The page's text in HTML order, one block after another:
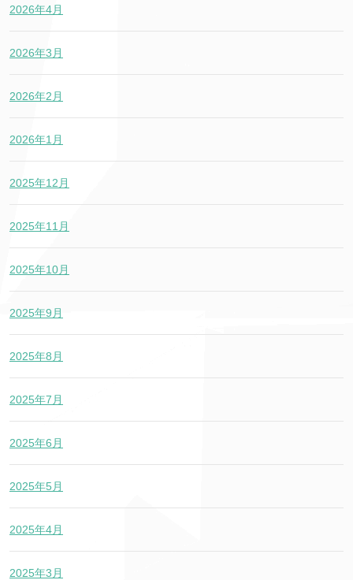
2026年4月
2026年3月
2026年2月
2026年1月
2025年12月
2025年11月
2025年10月
2025年9月
2025年8月
2025年7月
2025年6月
2025年5月
2025年4月
2025年3月